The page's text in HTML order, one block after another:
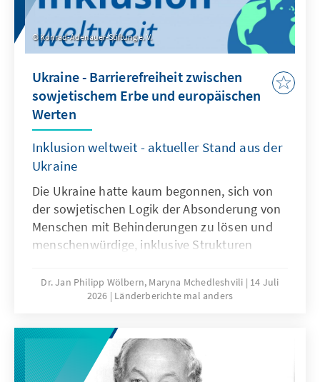
Konrad-Adenauer-Stiftung e. V.
Ukraine - Barrierefreiheit zwischen
sowjetischem Erbe und europäischen
Werten
Inklusion weltweit - aktueller Stand aus der
Ukraine
Die Ukraine hatte kaum begonnen, sich von
der sowjetischen Logik der Absonderung von
Menschen mit Behinderungen zu lösen und
menschenwürdige, inklusive Strukturen
wurde. Der großangelegte russische
Angriffskrieg zerstört nicht nur Städte und
Zahl der Menschen mit dauerhaften
Beeinträchtigungen – unter Verteidigern
ebenso wie unter der Zivilbevölkerung.
Dr. Jan Philipp Wölbern, Maryna Mchedleshvili
14 Juli
2026
Länderberichte mal anders